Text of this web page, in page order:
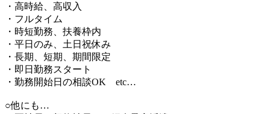
・高時給、高収入
・フルタイム
・時短勤務、扶養枠内
・平日のみ、土日祝休み
・長期、短期、期間限定
・即日勤務スタート
・勤務開始日の相談OK etc…
○他にも…